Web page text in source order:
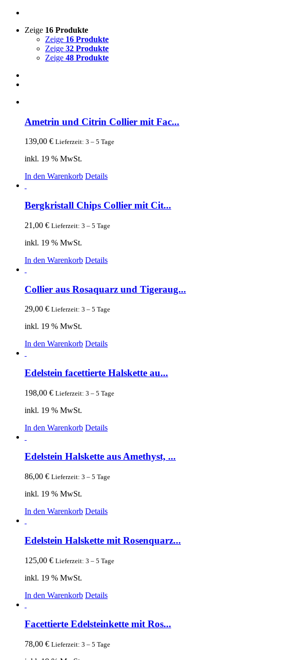
Zeige 16 Produkte
Zeige 16 Produkte
Zeige 32 Produkte
Zeige 48 Produkte
Ametrin und Citrin Collier mit Fac...
139,00 € Lieferzeit: 3 – 5 Tage
inkl. 19 % MwSt.
In den Warenkorb Details
Bergkristall Chips Collier mit Cit...
21,00 € Lieferzeit: 3 – 5 Tage
inkl. 19 % MwSt.
In den Warenkorb Details
Collier aus Rosaquarz und Tigeraug...
29,00 € Lieferzeit: 3 – 5 Tage
inkl. 19 % MwSt.
In den Warenkorb Details
Edelstein facettierte Halskette au...
198,00 € Lieferzeit: 3 – 5 Tage
inkl. 19 % MwSt.
In den Warenkorb Details
Edelstein Halskette aus Amethyst, ...
86,00 € Lieferzeit: 3 – 5 Tage
inkl. 19 % MwSt.
In den Warenkorb Details
Edelstein Halskette mit Rosenquarz...
125,00 € Lieferzeit: 3 – 5 Tage
inkl. 19 % MwSt.
In den Warenkorb Details
Facettierte Edelsteinkette mit Ros...
78,00 € Lieferzeit: 3 – 5 Tage